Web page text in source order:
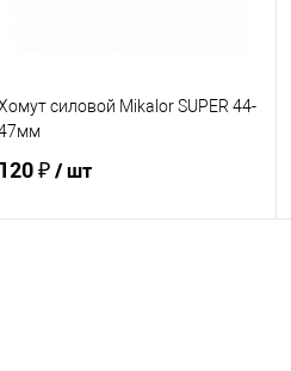
силовой Mikalor SUPER 44-
120 ₽/ шт